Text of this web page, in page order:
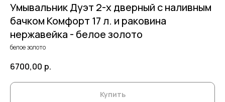
Умывальник Дуэт 2-х дверный c наливным
бачком Комфорт 17 л. и раковина
нержавейка - белое золото
белое золото
6700,00 р.
Купить